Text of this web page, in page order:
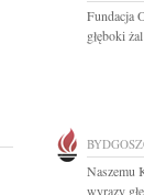
Fundacja
głęboki
Naszemu
wyrazy